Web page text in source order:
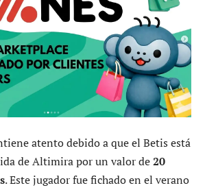
atento debido a que el Betis está
de Altimira por un valor de20
. Este jugador fue fichado en el verano